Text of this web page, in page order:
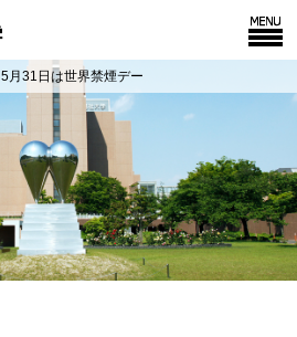
5月31日は世界禁煙デー